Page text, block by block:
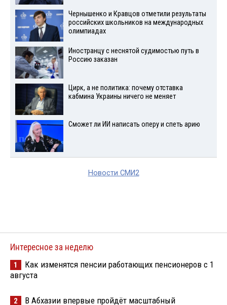
Чернышенко и Кравцов отметили результаты
российских школьников на международных
олимпиадах
Иностранцу с неснятой судимостью путь в
Россию заказан
Цирк, а не политика: почему отставка
кабмина Украины ничего не меняет
Сможет ли ИИ написать оперу и спеть арию
Новости СМИ2
Интересное за неделю
1
Как изменятся пенсии работающих пенсионеров с 1
августа
2
В Абхазии впервые пройдёт масштабный